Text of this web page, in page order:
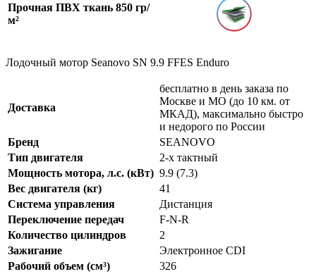
Прочная ПВХ ткань 850 гр/
м²
Лодочный мотор Seanovo SN 9.9 FFES Enduro
Доставка
бесплатно в день заказа по
Москве и МО (до 10 км. от
МКАД), максимально быстро
и недорого по России
Бренд
SEANOVO
Тип двигателя
2-x тактный
Мощность мотора, л.с. (кВт) 9.9 (7.3)
Вес двигателя (кг)
41
Система управления
Дистанция
Переключение передач
F-N-R
Количество цилиндров
2
Зажигание
Электронное CDI
Рабочий объем (см³)
326